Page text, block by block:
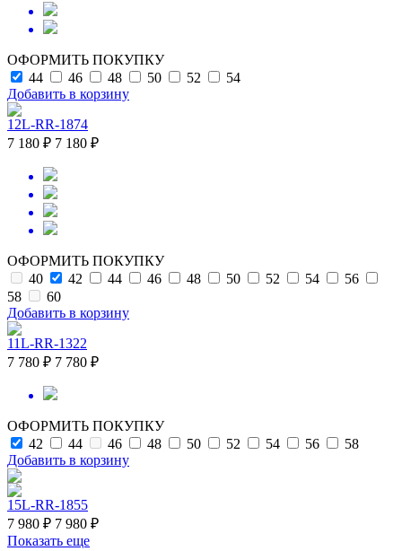
ОФОРМИТЬ ПОКУПКУ
44
46 48 50 52
54
Добавить в корзину
12L-RR-1874
7 180 ₽ 7 180 ₽
ОФОРМИТЬ ПОКУПКУ
40
42 44 46 48 50 52 54
56
58
60
Добавить в корзину
11L-RR-1322
7 780 ₽ 7 780 ₽
ОФОРМИТЬ ПОКУПКУ
42
44 46 48 50 52 54 56
58
Добавить в корзину
15L-RR-1855
7 980 ₽ 7 980 ₽
Показать еще